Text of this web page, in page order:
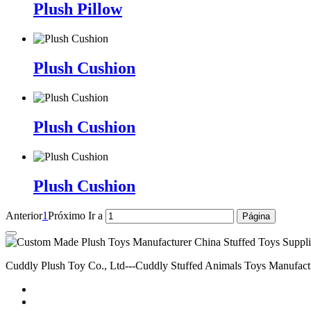
Plush Pillow
Plush Cushion
Plush Cushion
Plush Cushion
Anterior1Próximo Ir a
Cuddly Plush Toy Co., Ltd---Cuddly Stuffed Animals Toys